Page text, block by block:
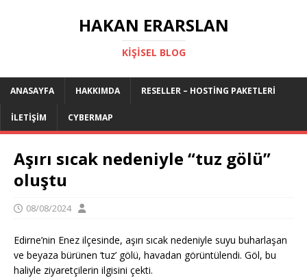
HAKAN ERARSLAN
KIŞISEL BLOG
ANASAYFA HAKKIMDA RESELLER – HOSTING PAKETLERI
İLETIŞIM CYBERMAP
Aşırı sıcak nedeniyle “tuz gölü”
oluştu
08/08/2024
Edirne’nin Enez ilçesinde, aşırı sıcak nedeniyle suyu buharlaşan
ve beyaza bürünen ‘tuz’ gölü, havadan görüntülendi. Göl, bu
haliyle ziyaretçilerin ilgisini çekti.